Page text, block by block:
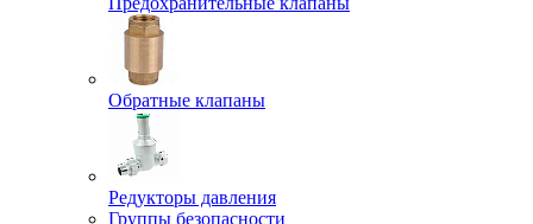
Обратные клапаны
Редукторы давления
Группы безопасности